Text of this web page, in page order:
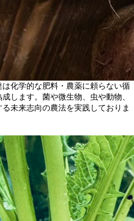
化学的な肥料・農薬に頼らない循
します。菌や微生物、虫や動物、
未来志向の農法を実践しておりま